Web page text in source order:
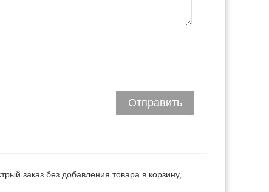
заказ без добавления товара в корзину,